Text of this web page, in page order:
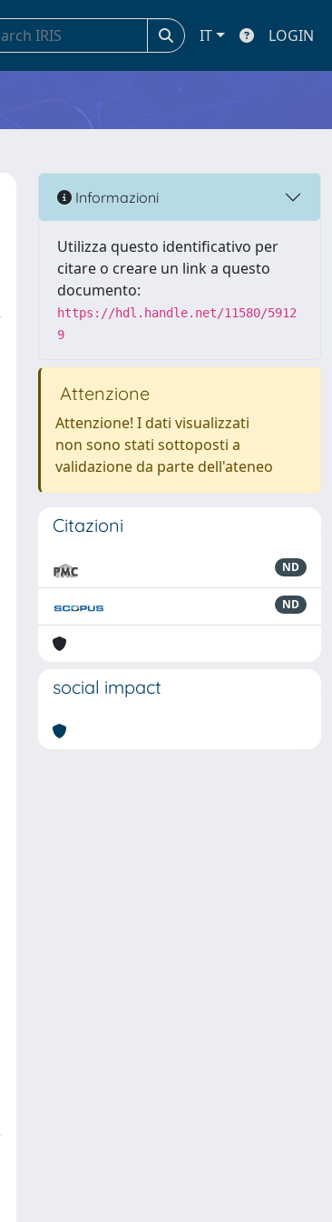
IT LOGIN
Informazioni
Utilizza questo identificativo per
citare o creare un link a questo
documento:
https://hdl.handle.net/11580/5912
9
Attenzione
Attenzione! I dati visualizzati
non sono stati sottoposti a
validazione da parte dell'ateneo
Citazioni
ND
ND
social impact